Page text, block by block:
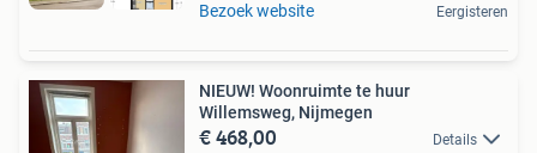
Bezoek website Eergisteren
NIEUW! Woonruimte te huur
Willemsweg, Nijmegen
€ 468,00 Details